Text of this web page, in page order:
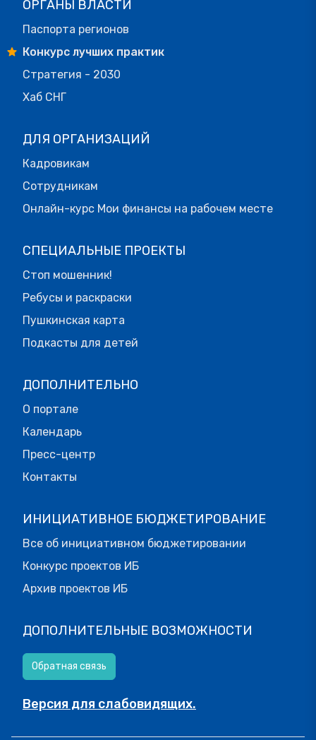
ОРГАНЫ ВЛАСТИ
Паспорта регионов
Конкурс лучших практик
Стратегия - 2030
Хаб СНГ
ДЛЯ ОРГАНИЗАЦИЙ
Кадровикам
Сотрудникам
Онлайн-курс Мои финансы на рабочем месте
СПЕЦИАЛЬНЫЕ ПРОЕКТЫ
Стоп мошенник!
Ребусы и раскраски
Пушкинская карта
Подкасты для детей
ДОПОЛНИТЕЛЬНО
О портале
Календарь
Пресс-центр
Контакты
ИНИЦИАТИВНОЕ БЮДЖЕТИРОВАНИЕ
Все об инициативном бюджетировании
Конкурс проектов ИБ
Архив проектов ИБ
ДОПОЛНИТЕЛЬНЫЕ ВОЗМОЖНОСТИ
Обратная связь
Версия для слабовидящих.